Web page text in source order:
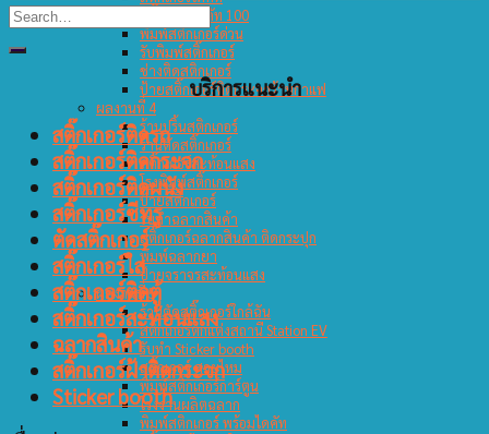
สติ๊กเกอร์ไดคัท 100
พิมพ์สติ๊กเกอร์ด่วน
รับพิมพ์สติ๊กเกอร์
ช่างติดสติกเกอร์
ป้ายสติ๊กเกอร์ติดกระจกร้านกาแฟ
ผลงานที่ 4
ร้านปริ้นสติกเกอร์
ร้านตัดสติ๊กเกอร์
สติ๊กเกอร์สะท้อนแสง
โรงพิมพ์สติ๊กเกอร์
ป้ายสติ๊กเกอร์
รับทำฉลากสินค้า
สติ๊กเกอร์ฉลากสินค้า ติดกระปุก
พิมพ์ฉลากยา
ป้ายจราจรสะท้อนแสง
ผลงานที่ 5
ร้านตัดสติ๊กเกอร์ใกล้ฉัน
สติ๊กเกอร์ตกแต่งสถานี Station EV
รับทำ Sticker booth
สติ๊กเกอร์ สายไหม
พิมพ์สติ๊กเกอร์การ์ตูน
โรงงานผลิตฉลาก
พิมพ์สติกเกอร์ พร้อมไดคัท
บริการแนะนำ
สติ๊กเกอร์ติดรถ
สติ๊กเกอร์ติดกระจก
สติ๊กเกอร์ติดผนัง
สติ๊กเกอร์ซีทรู
ตัดสติ๊กเกอร์
สติ๊กเกอร์ใส
สติ๊กเกอร์ติดตู้
สติ๊กเกอร์สะท้อนแสง
ฉลากสินค้า
สติ๊กเกอร์ฝ้าติดกระจก
Sticker booth